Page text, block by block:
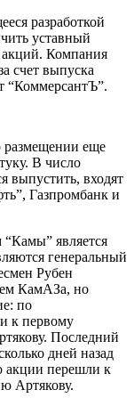
разработкой
уставный
акций. Компания
счет выпуска
“КоммерсантЪ”.
размещении еще
В число
выпустить, входят
Газпромбанк и
является
генеральный
Рубен
КамАЗа, но
по
к первому
Последний
дней назад
акции перешли к
Артякову.